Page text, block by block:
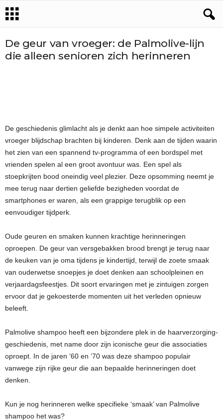
De geur van vroeger: de Palmolive-lijn
die alleen senioren zich herinneren
De geschiedenis glimlacht als je denkt aan hoe simpele activiteiten
vroeger blijdschap brachten bij kinderen. Denk aan de tijden waarin
het zien van een spannend tv-programma of een bordspel met
vrienden spelen al een groot avontuur was. Een spel als
stoepkrijten bood oneindig veel plezier. Deze opsomming neemt je
mee terug naar dertien geliefde bezigheden voordat de
smartphones er waren, als een grappige terugblik op een
eenvoudiger tijdperk.
Oude geuren en smaken kunnen krachtige herinneringen
oproepen. De geur van versgebakken brood brengt je terug naar
de keuken van je oma tijdens je kindertijd, terwijl de zoete smaak
van ouderwetse snoepjes je doet denken aan schoolpleinen en
verjaardagsfeestjes. Dit soort ervaringen met je zintuigen zorgen
ervoor dat je gekoesterde momenten uit het verleden opnieuw
beleeft.
Palmolive shampoo heeft een bijzondere plek in de haarverzorging-
geschiedenis, met name door zijn iconische geur die associaties
oproept. In de jaren ’60 en ’70 was deze shampoo populair
vanwege zijn rijke geur die aan bepaalde herinneringen doet
denken.
Kun je nog herinneren welke specifieke ‘smaak’ van Palmolive
shampoo het was?